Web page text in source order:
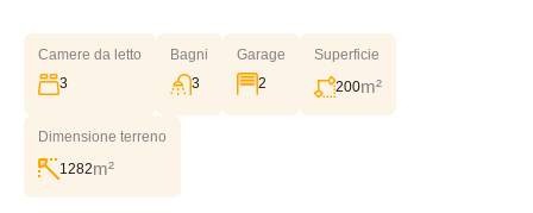
Camere da letto
3
Bagni
3
Garage
2
Superficie
200m²
Dimensione terreno
1282m²